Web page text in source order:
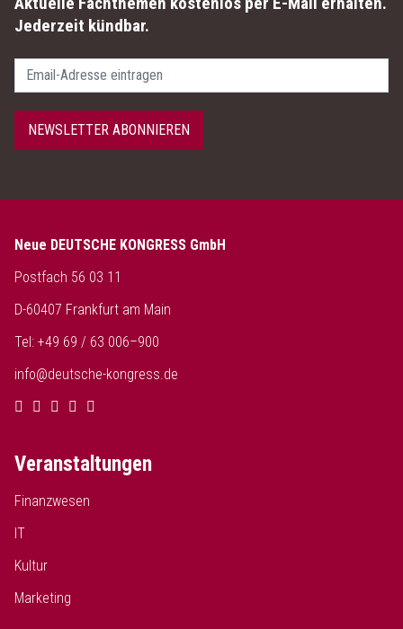
Jederzeit kündbar.
Passwort
NEWSLETTER ABONNIEREN
Neue DEUTSCHE KONGRESS GmbH
Postfach 56 03 11
D-60407 Frankfurt am Main
Tel: +49 69 / 63 006–900
info@deutsche-kongress.de
Veranstaltungen
Finanzwesen
IT
Kultur
Marketing